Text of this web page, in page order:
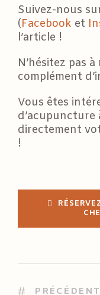
Suivez-nous
(Facebook et
l’article !
N’hésitez pas
complément
Vous êtes
d’acupuncture
directement
!
PRÉCÉDENT